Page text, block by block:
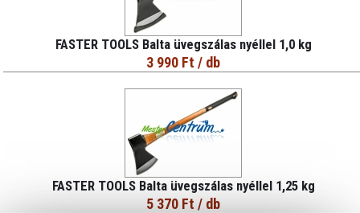
FASTER TOOLS Balta üvegszálas nyéllel 1,0 kg
3 990 Ft / db
FASTER TOOLS Balta üvegszálas nyéllel 1,25 kg
5 370 Ft / db